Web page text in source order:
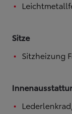
Sitze
Sitzheizung